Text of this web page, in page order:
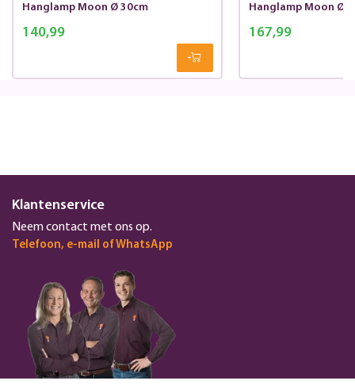
Hanglamp Moon Ø 30cm
140,99
Hanglamp Moon Ø
167,99
Klantenservice
Neem contact met ons op.
Telefoon, e-mail of WhatsApp